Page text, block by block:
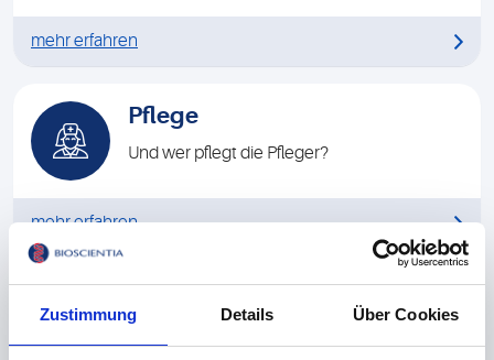
Zustimmung Details Über Cookies
mehr erfahren
Pflege
Und wer pflegt die Pfleger?
mehr erfahren